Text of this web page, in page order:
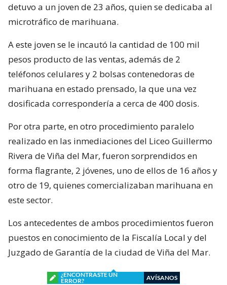
detuvo a un joven de 23 años, quien se dedicaba al
microtráfico de marihuana.
A este joven se le incautó la cantidad de 100 mil
pesos producto de las ventas, además de 2
teléfonos celulares y 2 bolsas contenedoras de
marihuana en estado prensado, la que una vez
dosificada correspondería a cerca de 400 dosis.
Por otra parte, en otro procedimiento paralelo
realizado en las inmediaciones del Liceo Guillermo
Rivera de Viña del Mar, fueron sorprendidos en
forma flagrante, 2 jóvenes, uno de ellos de 16 años y
otro de 19, quienes comercializaban marihuana en
este sector.
Los antecedentes de ambos procedimientos fueron
puestos en conocimiento de la Fiscalía Local y del
Juzgado de Garantía de la ciudad de Viña del Mar.
¿ENCONTRASTE UN
ERROR?
AVÍSANOS